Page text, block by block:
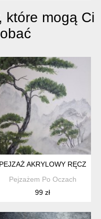
które mogą Ci
PEJZAŻ AKRYLOWY
Pejzażem Po Oczach
99 zł